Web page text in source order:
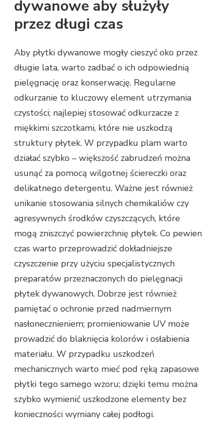
dywanowe aby służyły
przez długi czas
Aby płytki dywanowe mogły cieszyć oko przez
długie lata, warto zadbać o ich odpowiednią
pielęgnację oraz konserwację. Regularne
odkurzanie to kluczowy element utrzymania
czystości; najlepiej stosować odkurzacze z
miękkimi szczotkami, które nie uszkodzą
struktury płytek. W przypadku plam warto
działać szybko – większość zabrudzeń można
usunąć za pomocą wilgotnej ściereczki oraz
delikatnego detergentu. Ważne jest również
unikanie stosowania silnych chemikaliów czy
agresywnych środków czyszczących, które
mogą zniszczyć powierzchnię płytek. Co pewien
czas warto przeprowadzić dokładniejsze
czyszczenie przy użyciu specjalistycznych
preparatów przeznaczonych do pielęgnacji
płytek dywanowych. Dobrze jest również
pamiętać o ochronie przed nadmiernym
nasłonecznieniem; promieniowanie UV może
prowadzić do blaknięcia kolorów i osłabienia
materiału. W przypadku uszkodzeń
mechanicznych warto mieć pod ręką zapasowe
płytki tego samego wzoru; dzięki temu można
szybko wymienić uszkodzone elementy bez
konieczności wymiany całej podłogi.